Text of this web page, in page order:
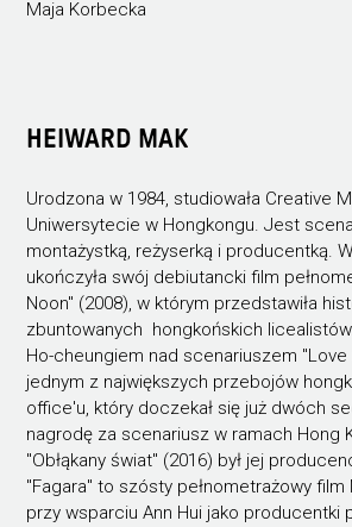
Maja Korbecka
HEIWARD MAK
Urodzona w 1984, studiowała Creative
Uniwersytecie w Hongkongu. Jest
montażystką, reżyserką i producentką.
ukończyła swój debiutancki film
Noon" (2008), w którym przedstawiła
zbuntowanych hongkońskich
Ho-cheungiem nad scenariuszem "Love
jednym z największych przebojów
office'u, który doczekał się już dwóch
nagrodę za scenariusz w ramach Hong
"Obłąkany świat" (2016) był jej
"Fagara" to szósty pełnometrażowy film
przy wsparciu Ann Hui jako producentki